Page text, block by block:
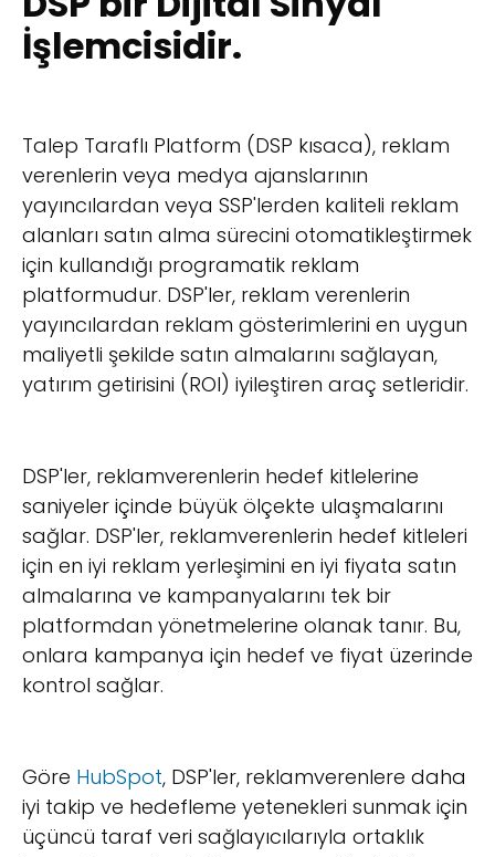
İşlemcisidir.
Talep Taraflı Platform (DSP kısaca), reklam
verenlerin veya medya ajanslarının
yayıncılardan veya SSP'lerden kaliteli reklam
alanları satın alma sürecini otomatikleştirmek
için kullandığı programatik reklam
platformudur. DSP'ler, reklam verenlerin
yayıncılardan reklam gösterimlerini en uygun
maliyetli şekilde satın almalarını sağlayan,
yatırım getirisini (ROI) iyileştiren araç setleridir.
DSP'ler, reklamverenlerin hedef kitlelerine
saniyeler içinde büyük ölçekte ulaşmalarını
sağlar. DSP'ler, reklamverenlerin hedef kitleleri
için en iyi reklam yerleşimini en iyi fiyata satın
almalarına ve kampanyalarını tek bir
platformdan yönetmelerine olanak tanır. Bu,
onlara kampanya için hedef ve fiyat üzerinde
kontrol sağlar.
Göre HubSpot, DSP'ler, reklamverenlere daha
iyi takip ve hedefleme yetenekleri sunmak için
üçüncü taraf veri sağlayıcılarıyla ortaklık